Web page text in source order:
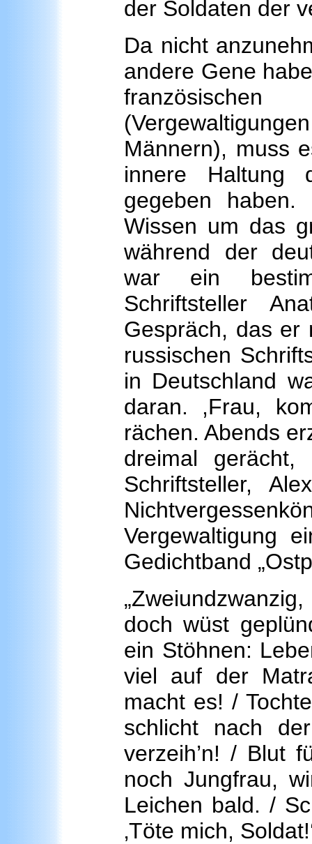
der Soldaten der
Da nicht
andere Gene
Männern), muss
innere Haltung
gegeben
Wissen um das
während der
war ein
Schriftsteller
Gespräch, das er
russischen
in Deutschland
daran. ,Frau,
rächen. Abends
dreimal gerächt,
Schriftsteller,
Vergewaltigung
Gedichtband
doch wüst
ein Stöhnen:
viel auf der
macht es! /
schlicht nach
verzeih’n! / Blut
noch Jungfrau,
Leichen bald. /
‚Töte mich,